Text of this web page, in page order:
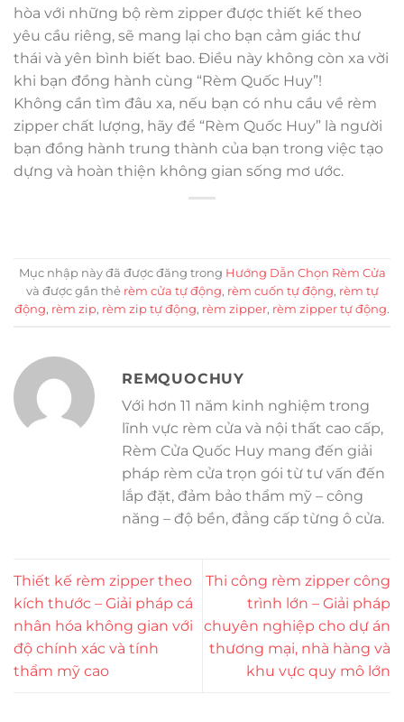
hòa với những bộ rèm zipper được thiết kế theo
yêu cầu riêng, sẽ mang lại cho bạn cảm giác thư
thái và yên bình biết bao. Điều này không còn xa vời
khi bạn đồng hành cùng “Rèm Quốc Huy”!
Không cần tìm đâu xa, nếu bạn có nhu cầu về rèm
zipper chất lượng, hãy để “Rèm Quốc Huy” là người
bạn đồng hành trung thành của bạn trong việc tạo
dựng và hoàn thiện không gian sống mơ ước.
Mục nhập này đã được đăng trong Hướng Dẫn Chọn Rèm Cửa
và được gắn thẻ rèm cửa tự động, rèm cuốn tự động, rèm tự
động, rèm zip, rèm zip tự động, rèm zipper, rèm zipper tự động.
REMQUOCHUY
Với hơn 11 năm kinh nghiệm trong
lĩnh vực rèm cửa và nội thất cao cấp,
Rèm Cửa Quốc Huy mang đến giải
pháp rèm cửa trọn gói từ tư vấn đến
lắp đặt, đảm bảo thẩm mỹ – công
năng – độ bền, đẳng cấp từng ô cửa.
Thiết kế rèm zipper theo
kích thước – Giải pháp cá
nhân hóa không gian với
độ chính xác và tính
thẩm mỹ cao
Thi công rèm zipper công
trình lớn – Giải pháp
chuyên nghiệp cho dự án
thương mại, nhà hàng và
khu vực quy mô lớn